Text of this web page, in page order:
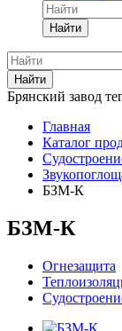
Найти
Найти
Брянский завод
Главная
Каталог
БЗМ-К
БЗМ-К
Огнезащита